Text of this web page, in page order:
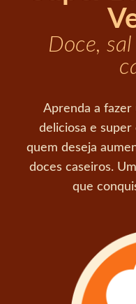
Doce,
Aprenda a fazer
deliciosa e
quem deseja
doces caseiros.
que